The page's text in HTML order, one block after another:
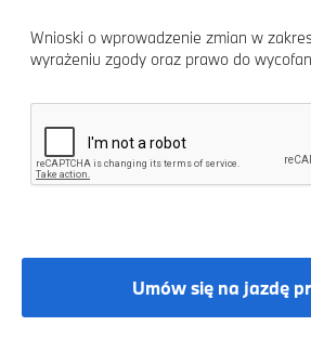
Wnioski o wprowadzenie zmian w
wyrażeniu zgody oraz prawo do
Umów się na jazdę